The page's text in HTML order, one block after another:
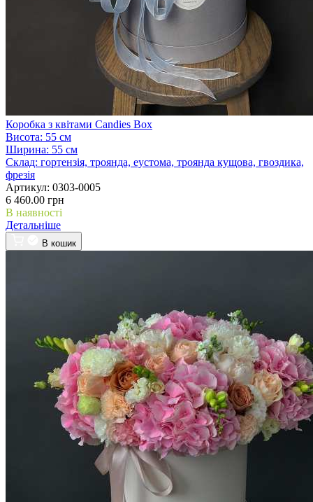
Коробка з квітами Candies Box
Висота: 55 см
Ширина: 55 см
Склад: гортензія, троянда, еустома, троянда кущова, гвоздика,
фрезія
Артикул: 0303-0005
6 460.00 грн
В наявності
Детальніше
В кошик